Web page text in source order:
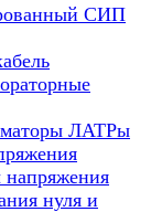
СИП
ЛАТРы
напряжения
нуля и